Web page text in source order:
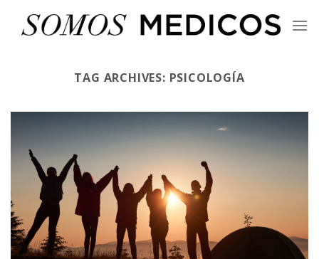
TAG ARCHIVES: PSICOLOGÍA